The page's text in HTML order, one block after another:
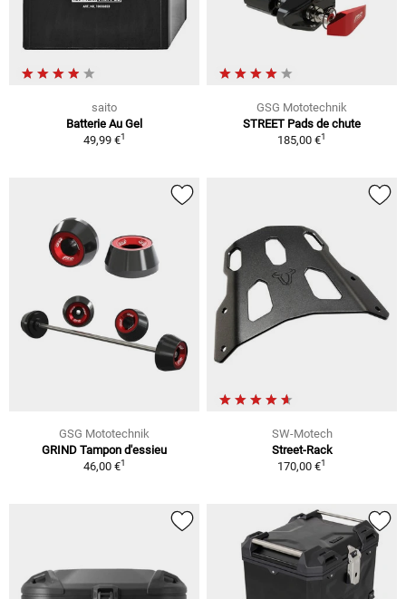
saito
Batterie Au Gel
49,99 €1
GSG Mototechnik
STREET Pads de chute
185,00 €1
GSG Mototechnik
GRIND Tampon d'essieu
46,00 €1
SW-Motech
Street-Rack
170,00 €1